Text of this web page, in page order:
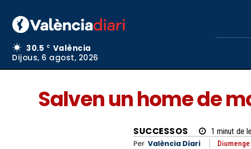
30.5 C
València
Dijous, 6 agost, 2026
Salven un home de
SUCCESSOS 1 minut de
Per València Diari